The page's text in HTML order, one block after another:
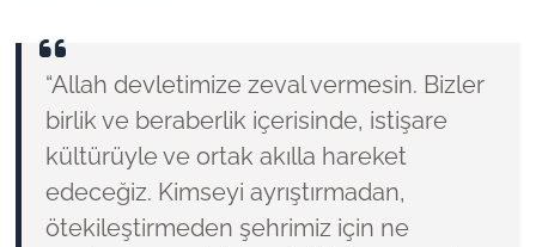
“Allah devletimize zeval vermesin. Bizler
birlik ve beraberlik içerisinde, istişare
kültürüyle ve ortak akılla hareket
edeceğiz. Kimseyi ayrıştırmadan,
ötekileştirmeden şehrimiz için ne